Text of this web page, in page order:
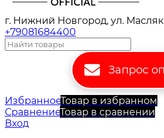
г. Нижний Новгород, ул.
+79081684400
Запрос
ИзбранноеТовар в избранном
СравнениеТовар в сравнении
Вход